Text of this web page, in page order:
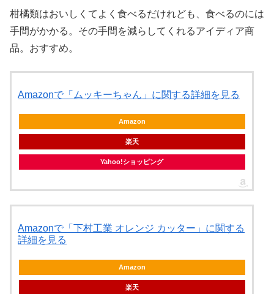
柑橘類はおいしくてよく食べるだけれども、食べるのには
手間がかかる。その手間を減らしてくれるアイディア商
品。おすすめ。
Amazonで「ムッキーちゃん」に関する詳細を見る
Amazon
楽天
Yahoo!ショッピング
Amazonで「下村工業 オレンジ カッター」に関する
詳細を見る
Amazon
楽天